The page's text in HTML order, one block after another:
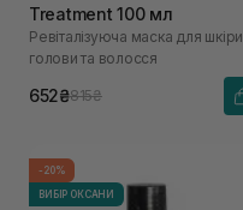
Treatment 100 мл
Ревіталізуюча маска для шкіри
голови та волосся
652₴815₴
-20%
ВИБІР ОКСАНИ